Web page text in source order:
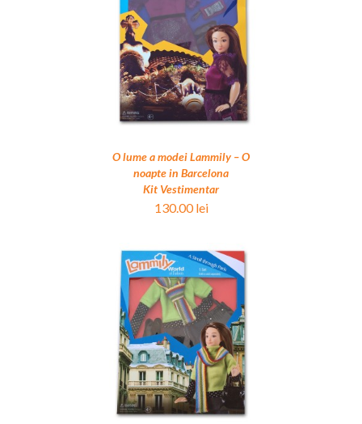
O lume a modei Lammily – O
noapte in Barcelona
Kit Vestimentar
130.00lei